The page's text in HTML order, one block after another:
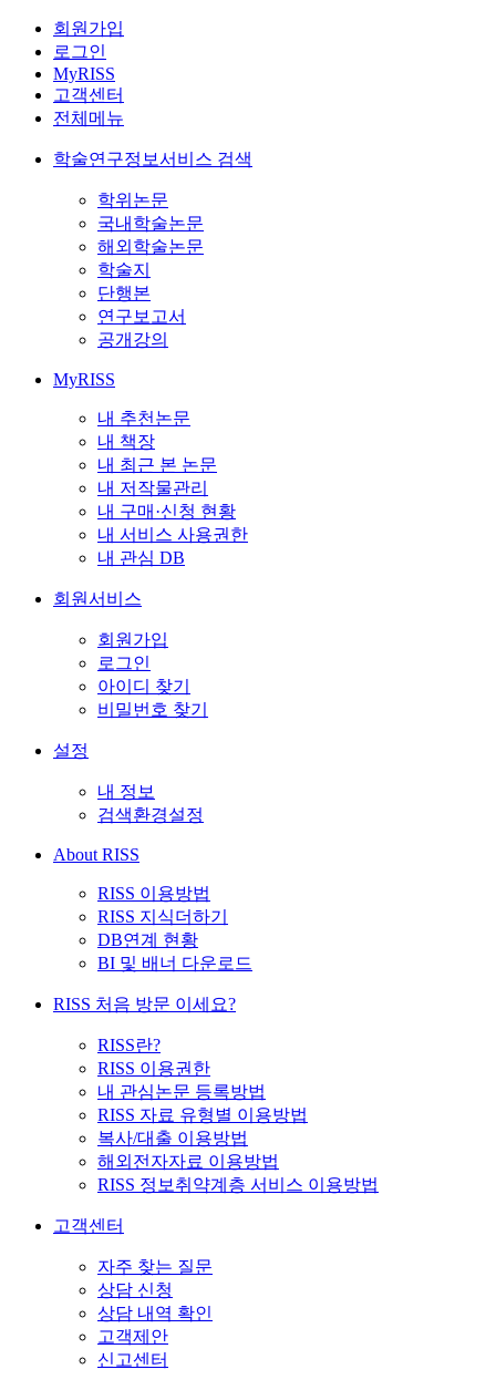
회원가입
로그인
MyRISS
고객센터
전체메뉴
학술연구정보서비스 검색
학위논문
국내학술논문
해외학술논문
학술지
단행본
연구보고서
공개강의
MyRISS
내 추천논문
내 책장
내 최근 본 논문
내 저작물관리
내 구매·신청 현황
내 서비스 사용권한
내 관심 DB
회원서비스
회원가입
로그인
아이디 찾기
비밀번호 찾기
설정
내 정보
검색환경설정
About RISS
RISS 이용방법
RISS 지식더하기
DB연계 현황
BI 및 배너 다운로드
RISS 처음 방문 이세요?
RISS란?
RISS 이용권한
내 관심논문 등록방법
RISS 자료 유형별 이용방법
복사/대출 이용방법
해외전자자료 이용방법
RISS 정보취약계층 서비스 이용방법
고객센터
자주 찾는 질문
상담 신청
상담 내역 확인
고객제안
신고센터